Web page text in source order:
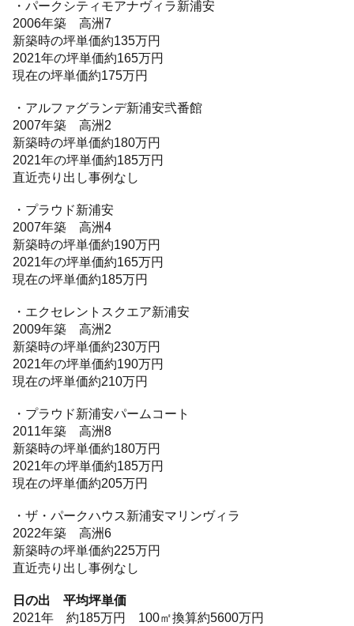
・パークシティモアナヴィラ新浦安
2006年築 高洲7
新築時の坪単価約135万円
2021年の坪単価約165万円
現在の坪単価約175万円
・アルファグランデ新浦安弐番館
2007年築 高洲2
新築時の坪単価約180万円
2021年の坪単価約185万円
直近売り出し事例なし
・プラウド新浦安
2007年築 高洲4
新築時の坪単価約190万円
2021年の坪単価約165万円
現在の坪単価約185万円
・エクセレントスクエア新浦安
2009年築 高洲2
新築時の坪単価約230万円
2021年の坪単価約190万円
現在の坪単価約210万円
・プラウド新浦安パームコート
2011年築 高洲8
新築時の坪単価約180万円
2021年の坪単価約185万円
現在の坪単価約205万円
・ザ・パークハウス新浦安マリンヴィラ
2022年築 高洲6
新築時の坪単価約225万円
直近売り出し事例なし
日の出 平均坪単価
2021年 約185万円 100㎡換算約5600万円